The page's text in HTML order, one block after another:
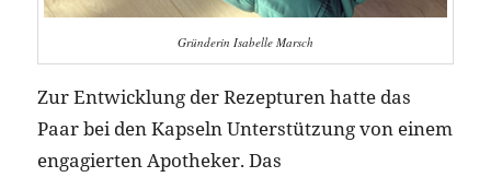
Gründerin Isabelle Marsch
Zur Entwicklung der Rezepturen hatte das
Paar bei den Kapseln Unterstützung von einem
engagierten Apotheker. Das